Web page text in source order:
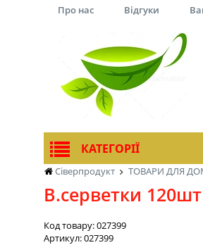
Сіверпродукт ТОВАРИ ДЛЯ
В.серветки
Код товару:027399
Артикул:027399
Про нас Відгуки
КАТЕГОРІЇ